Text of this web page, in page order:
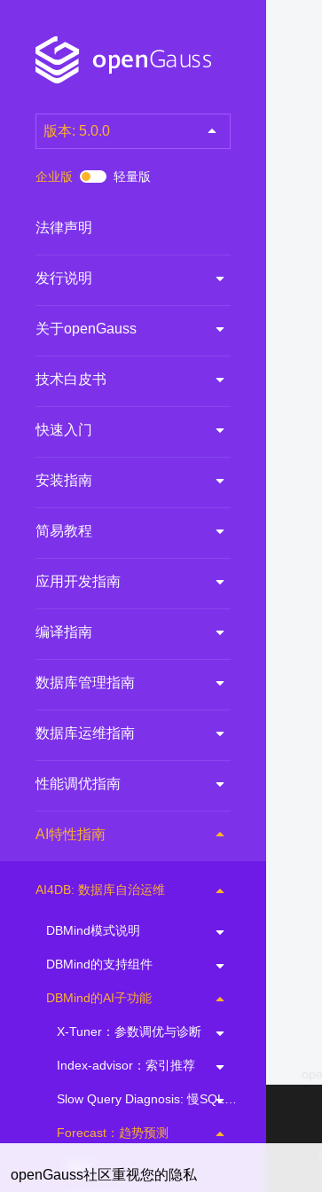
版本: 5.0.0
7.0.0-RC2
6.0.0 (LTS)
5.1.0 (Preview)
2.0.0 (LTS)
3.1.0 (EOM)
2.0.1 (EOM)
1.0.1 (EOM)
企业版 轻量版
法律声明
发行说明
关于openGauss
技术白皮书
快速入门
安装指南
简易教程
应用开发指南
编译指南
数据库管理指南
数据库运维指南
性能调优指南
AI特性指南
AI4DB: 数据库自治运维
DBMind模式说明
DBMind的支持组件
DBMind的AI子功能
X-Tuner：参数调优与诊断
Index-advisor：索引推荐
Slow Query Diagnosis: 慢SQL根因分析
Forecast：趋势预测
概述
openGauss社区重视您的隐私